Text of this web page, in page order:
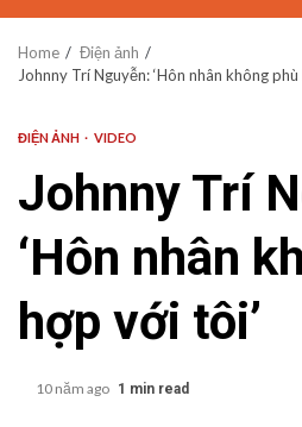
Menu
Home
Điện ảnh
Johnny Trí Nguyễn: ‘Hôn nhân không
ĐIỆN ẢNH VIDEO
Johnny Trí
‘Hôn nhân
hợp với tôi’
10 năm ago 1 min read